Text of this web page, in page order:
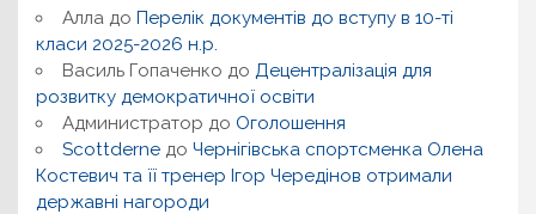
Алладо Перелік документів до вступу в 10-ті
класи 2025-2026 н.р.
Василь Гопаченко до Децентралізація для
розвитку демократичної освіти
Администратор до Оголошення
Scottderneдо Чернігівська спортсменка Олена
Костевич та її тренер Ігор Чередінов отримали
державні нагороди